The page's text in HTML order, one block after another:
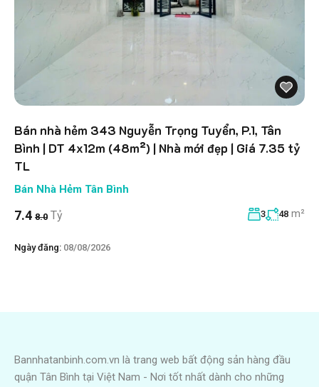
Bán nhà hẻm 343 Nguyễn Trọng Tuyển, P.1, Tân
Bình | DT 4x12m (48m²) | Nhà mới đẹp | Giá 7.35 tỷ
TL
Bán Nhà Hẻm Tân Bình
7.4 8.0 Tỷ 3 48 m²
Ngày đăng: 08/08/2026
Bannhatanbinh.com.vn là trang web bất động sản hàng đầu
quận Tân Bình tại Việt Nam - Nơi tốt nhất dành cho những